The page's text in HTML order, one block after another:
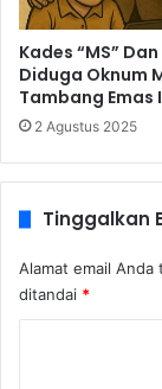
Kades “MS” Dan
Diduga Oknum
Tambang Emas
2 Agustus 2025
Tinggalkan
Alamat email Anda
ditandai *